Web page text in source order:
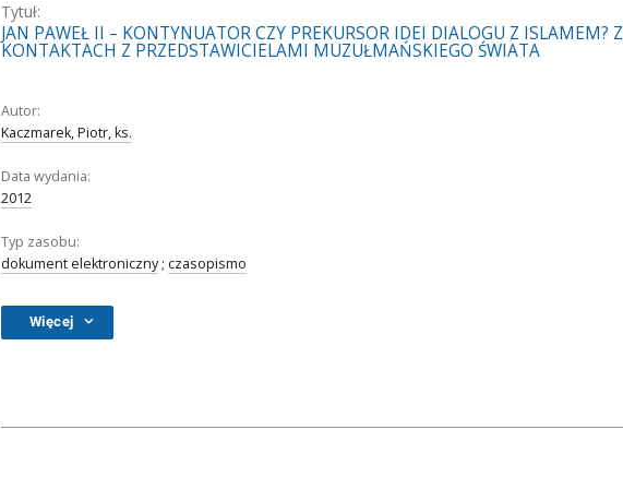
Tytuł:
JAN PAWEŁ II – KONTYNUATOR CZY PREKURSOR IDEI DIALOGU Z ISLAMEM?
KONTAKTACH Z PRZEDSTAWICIELAMI MUZUŁMAŃSKIEGO ŚWIATA
Autor:
Kaczmarek, Piotr, ks.
Data wydania:
2012
Typ zasobu:
dokument elektroniczny; czasopismo
Więcej